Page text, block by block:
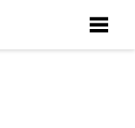
X
X
X
X
X